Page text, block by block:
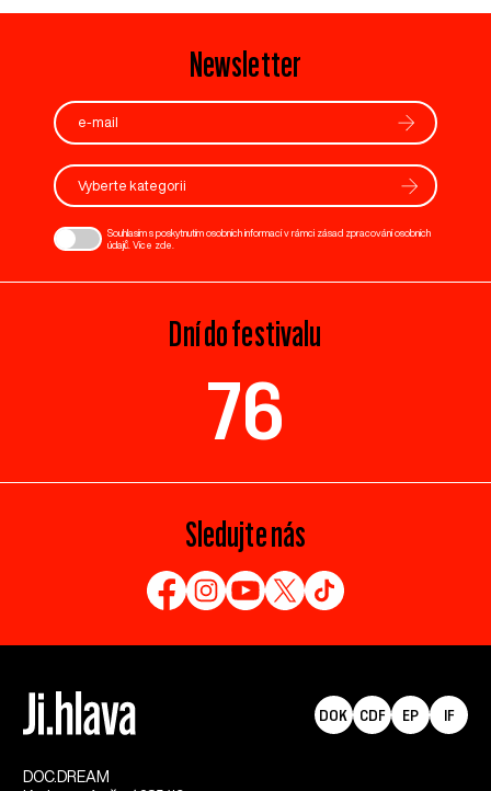
Newsletter
Vyberte kategorii
Souhlasím s poskytnutím osobních informací v rámci zásad zpracování osobních
údajů. Více zde
Dní do festivalu
76
Sledujte nás
DOC.DREAM​
DOK CDF EP IF